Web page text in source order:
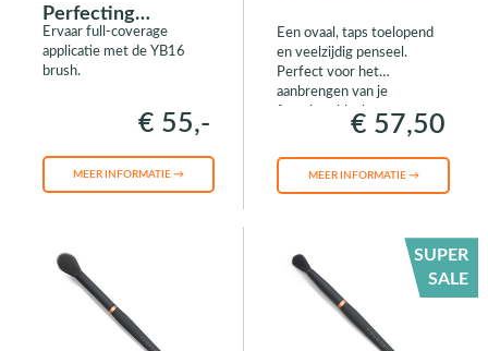
Perfecting
Foundation Brush
Ervaar full-coverage
applicatie met de YB16
brush.
€ 55,-
MEER INFORMATIE →
Een ovaal, taps toelopend
en veelzijdig penseel.
Perfect voor het
aanbrengen van je
favoriete blush€ 57,50
MEER INFORMATIE →
SUPER
SALE